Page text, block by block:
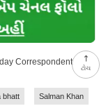
ટોચ
Correspondent
bhatt Salman Khan